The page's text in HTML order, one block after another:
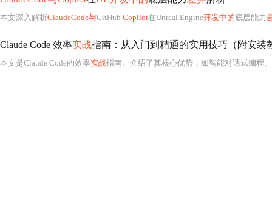
本文深入解析ClaudeCode与GitHub Copilot在Unreal Engine开发中的底层能力
Claude Code 效率实战指南：从入门到精通的实用技巧（附安装
本文是Claude Code的效率实战指南。介绍了其核心优势，如智能对话式编程、跨平台兼容、成本可控；给出